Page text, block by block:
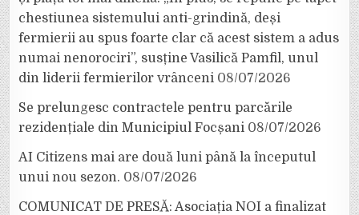
chestiunea sistemului anti-grindină, deși
fermierii au spus foarte clar că acest sistem a adus
numai nenorociri”, susține Vasilică Pamfil, unul
din liderii fermierilor vrânceni 08/07/2026
Se prelungesc contractele pentru parcările
rezidențiale din Municipiul Focșani 08/07/2026
AI Citizens mai are două luni până la începutul
unui nou sezon. 08/07/2026
COMUNICAT DE PRESĂ: Asociația NOI a finalizat